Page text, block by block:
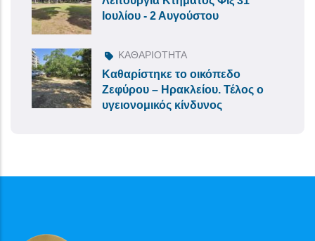
Ιουλίου - 2 Αυγούστου
ΚΑΘΑΡΙΟΤΗΤΑ
Καθαρίστηκε το οικόπεδο
Ζεφύρου – Ηρακλείου. Τέλος ο
υγειονομικός κίνδυνος